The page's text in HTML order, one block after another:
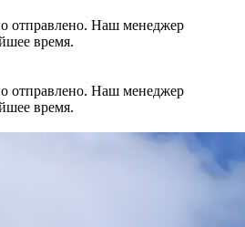
отправлено. Наш менеджер
время.
отправлено. Наш менеджер
время.